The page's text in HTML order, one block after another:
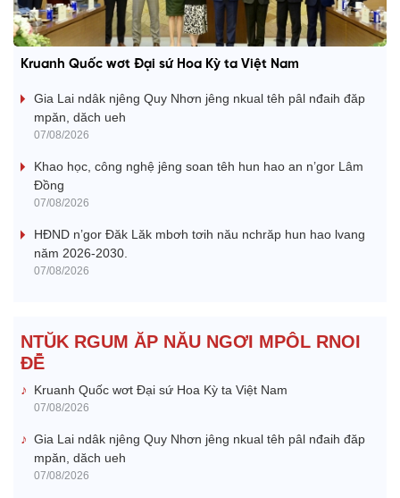
Kruanh Quốc wơt Đại sứ Hoa Kỳ ta Việt Nam
Gia Lai ndâk njêng Quy Nhơn jêng nkual têh pâl nđaih đăp
mpăn, dăch ueh
07/08/2026
Khao học, công nghệ jêng soan têh hun hao an n’gor Lâm
Đồng
07/08/2026
HĐND n’gor Đăk Lăk mbơh tơih nău nchrăp hun hao lvang
năm 2026-2030.
07/08/2026
NTŬK RGUM ĂP NĂU NGƠI MPÔL RNOI
ĐÊ̆
Kruanh Quốc wơt Đại sứ Hoa Kỳ ta Việt Nam
07/08/2026
Gia Lai ndâk njêng Quy Nhơn jêng nkual têh pâl nđaih đăp
mpăn, dăch ueh
07/08/2026